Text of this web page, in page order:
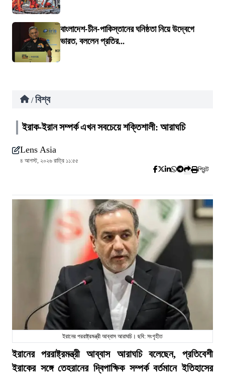
বাংলাদেশ-চীন-পাকিস্তানের ঘনিষ্ঠতা নিয়ে উদ্বেগে
ভারত, বললেন প্রতির...
/ বিশ্ব
ইরাক-ইরান সম্পর্ক এখন সবচেয়ে শক্তিশালী: আরাঘচি
Lens Asia
৪ আগস্ট, ২০২৬ রাত্রি ১১:৫৫
প্রিন্ট
ইরানের পররাষ্ট্রমন্ত্রী আব্বাস আরাঘচি। ছবি: সংগৃহীত
ইরানের পররাষ্ট্রমন্ত্রী আব্বাস আরাঘচি বলেছেন, প্রতিবেশী
ইরাকের সঙ্গে তেহরানের দ্বিপাক্ষিক সম্পর্ক বর্তমানে ইতিহাসের